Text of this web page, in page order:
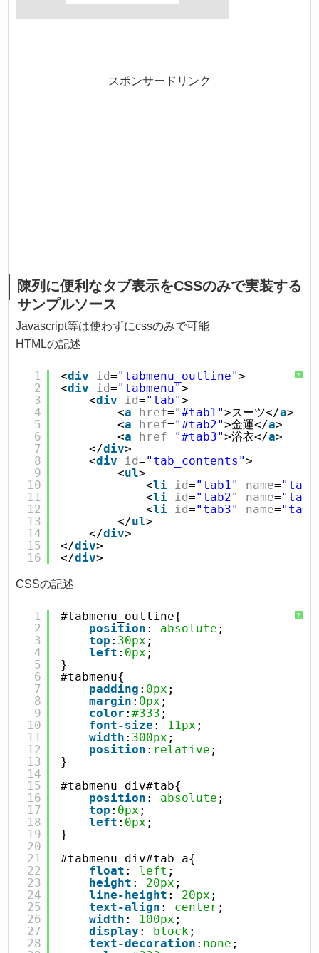
スポンサードリンク
陳列に便利なタブ表示をCSSのみで実装する
サンプルソース
Javascript等は使わずにcssのみで可能
HTMLの記述
?
1
2
3
4
5
6
7
8
9
10
11
12
13
14
15
16
<div id="tabmenu_outline">
<div id="tabmenu">
<div id="tab">
<a href="#tab1">スーツ</a>
<a href="#tab2">金運</a>
<a href="#tab3">浴衣</a>
</div>
<div id="tab_contents">
<ul>
<li id="tab1" name=
<li id="tab2" name=
<li id="tab3" name=
</ul>
</div>
</div>
</div>
CSSの記述
?
1
2
3
4
5
6
7
8
9
10
11
12
13
14
15
16
17
18
19
20
21
22
23
24
25
26
27
28
#tabmenu_outline{
position : absolute ;
top : 30px ;
left : 0px ;
}
#tabmenu{
padding : 0px ;
margin : 0px ;
color :#333 ;
font-size : 11px ;
width : 300px ;
position : relative ;
}
#tabmenu div#tab{
position : absolute ;
top : 0px ;
left : 0px ;
}
#tabmenu div#tab a{
float : left ;
height : 20px ;
line-height : 20px ;
text-align : center ;
width : 100px ;
display : block;
text-decoration : none ;